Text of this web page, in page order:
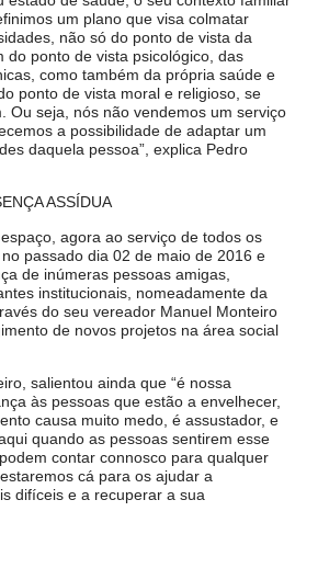
um plano que visa colmatar
não só do ponto de vista da
do ponto de vista psicológico, das
como também da própria saúde e
ponto de vista moral e religioso, se
Ou seja, nós não vendemos um serviço
a possibilidade de adaptar um
daquela pessoa”, explica Pedro
ASSÍDUA
agora ao serviço de todos os
passado dia 02 de maio de 2016 e
de inúmeras pessoas amigas,
institucionais, nomeadamente da
do seu vereador Manuel Monteiro
de novos projetos na área social
salientou ainda que “é nossa
às pessoas que estão a envelhecer,
causa muito medo, é assustador, e
quando as pessoas sentirem esse
contar connosco para qualquer
cá para os ajudar a
difíceis e a recuperar a sua